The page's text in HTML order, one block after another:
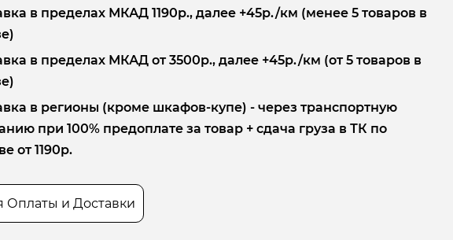
в пределах МКАД 1190р., далее +45р./км (менее 5 товаров в
в пределах МКАД от 3500р., далее +45р./км (от 5 товаров в
в регионы (кроме шкафов-купе) - через транспортную
при 100% предоплате за товар + сдача груза в ТК по
от 1190р.
Оплаты и Доставки